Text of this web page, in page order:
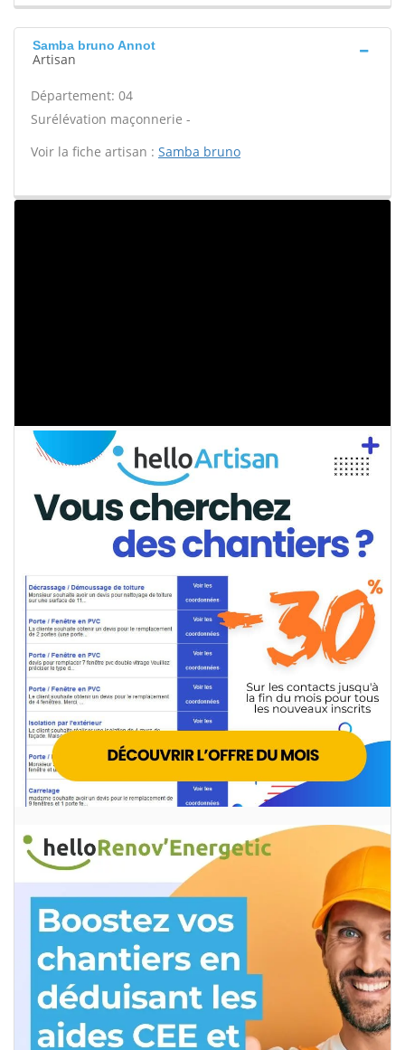
Samba bruno Annot
Artisan
Département: 04
Surélévation maçonnerie -
Voir la fiche artisan : Samba bruno